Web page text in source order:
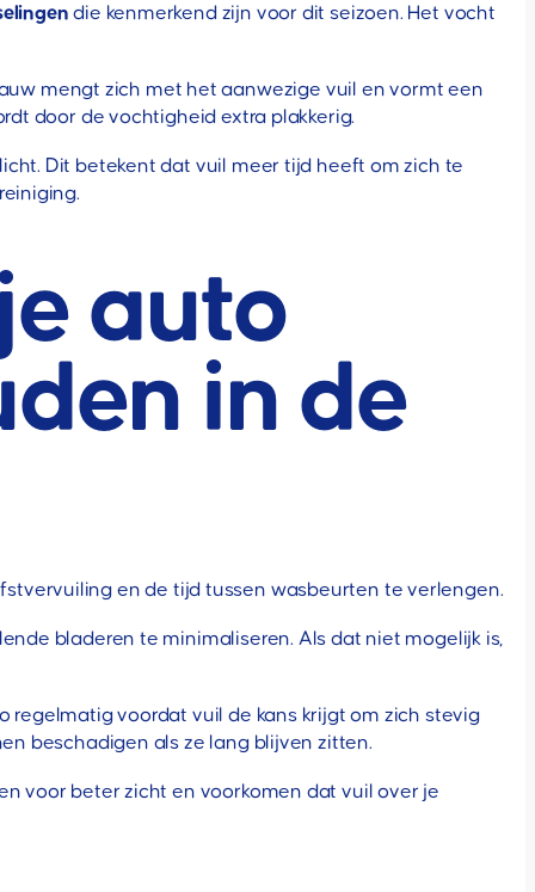
die kenmerkend zijn voor dit seizoen. Het vocht
mengt zich met het aanwezige vuil en vormt een
door de vochtigheid extra plakkerig.
Dit betekent dat vuil meer tijd heeft om zich te
auto
in de
en de tijd tussen wasbeurten te verlengen.
bladeren te minimaliseren. Als dat niet mogelijk is,
voordat vuil de kans krijgt om zich stevig
beschadigen als ze lang blijven zitten.
voor beter zicht en voorkomen dat vuil over je